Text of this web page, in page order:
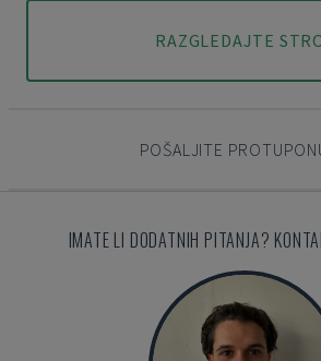
RAZGLEDAJTE
POŠALJITE
IMATE LI DODATNIH PITANJA?